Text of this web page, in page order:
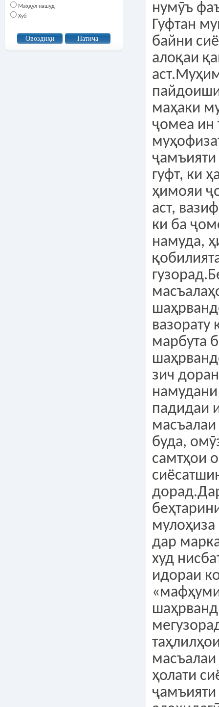
Маҳқул нашуд
Хуб
нумӯъ
Гуфтан
байни
алоқаи
маҳаки
ҷомеа ин
ҷамъияти
гуфт, ки
ҳимояи
аст,
ки ба
намуда,
вазорату
марбута
зич
падидаи
буда,
самтҳои
дар
худ
идораи
ҳолати
ҷамъияти